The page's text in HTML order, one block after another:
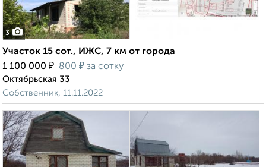
3
Участок 15 сот., ИЖС, 7 км от города
1 100 000 ₽ 800 ₽ за сотку
Октябрьская 33
Собственник, 11.11.2022